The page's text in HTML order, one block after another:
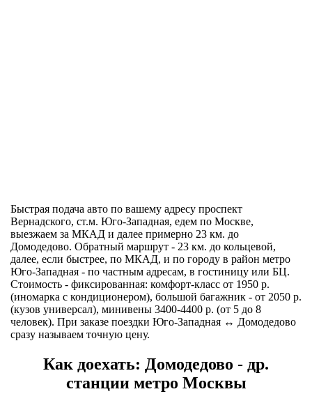
Быстрая подача авто по вашему адресу проспект
Вернадского, ст.м. Юго-Западная, едем по Москве,
выезжаем за МКАД и далее примерно 23 км. до
Домодедово. Обратный маршрут - 23 км. до кольцевой,
далее, если быстрее, по МКАД, и по городу в район метро
Юго-Западная - по частным адресам, в гостиницу или БЦ.
Стоимость - фиксированная: комфорт-класс от 1950 р.
(иномарка с кондиционером), большой багажник - от 2050 р.
(кузов универсал), минивены 3400-4400 р. (от 5 до 8
человек). При заказе поездки Юго-Западная ↔ Домодедово
сразу называем точную цену.
Как доехать: Домодедово - др.
станции метро Москвы